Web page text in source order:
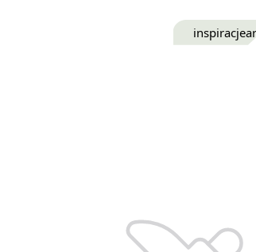
inspiracje